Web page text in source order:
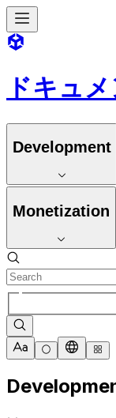
ドキュ
Development
Monetization